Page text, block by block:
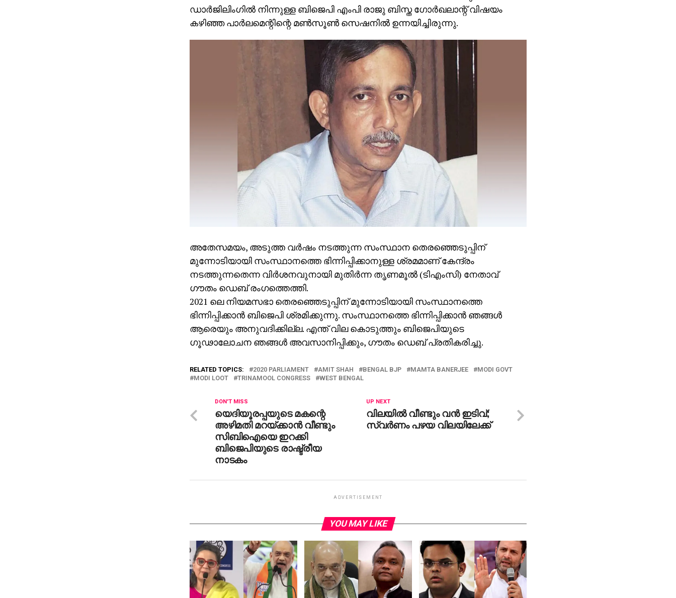
ഡാര്‍ജിലിംഗില്‍ നിന്നുള്ള ബിജെപി എംപി രാജു ബിസ്ത ഗോര്‍ഖലാന്റ് വിഷയം
കഴിഞ്ഞ പാര്‍ലമെന്റിന്റെ മണ്‍സൂണ്‍ സെഷനില്‍ ഉന്നയിച്ചിരുന്നു.
അതേസമയം, അടുത്ത വര്‍ഷം നടത്തുന്ന സംസ്ഥാന തെരഞ്ഞെടുപ്പിന്
മുന്നോടിയായി സംസ്ഥാനത്തെ ഭിന്നിപ്പിക്കാനുള്ള ശ്രമമാണ് കേന്ദ്രം
നടത്തുന്നതെന്ന വിര്‍ശനവുനായി മുതിര്‍ന്ന തൃണമൂല്‍ (ടിഎംസി) നേതാവ്
ഗൗതം ഡെബ് രംഗത്തെത്തി.
2021 ലെ നിയമസഭാ തെരഞ്ഞെടുപ്പിന് മുന്നോടിയായി സംസ്ഥാനത്തെ
ഭിന്നിപ്പിക്കാന്‍ ബിജെപി ശ്രമിക്കുന്നു. സംസ്ഥാനത്തെ ഭിന്നിപ്പിക്കാന്‍ ഞങ്ങള്‍
ആരെയും അനുവദിക്കില്ല. എന്ത് വില കൊടുത്തും ബിജെപിയുടെ
ഗൂഢാലോചന ഞങ്ങള്‍ അവസാനിപ്പിക്കും, ഗൗതം ഡെബ് പ്രതികരിച്ചു.
RELATED TOPICS: 2020 PARLIAMENT AMIT SHAH BENGAL BJP MAMTA BANERJEE
MODI GOVT
MODI LOOT
TRINAMOOL CONGRESS WEST BENGAL
UP NEXT
വിലയില്‍ വീണ്ടും വന്‍ ഇടിവ്;
സ്വര്‍ണം പഴയ വിലയിലേക്ക്
DON'T MISS
യെദിയൂരപ്പയുടെ മകന്റെ
അഴിമതി മറയ്ക്കാന്‍ വീണ്ടും
സിബിഐയെ ഇറക്കി
ബിജെപിയുടെ രാഷ്ട്രീയ
നാടകം
ADVERTISEMENT
YOU MAY LIKE